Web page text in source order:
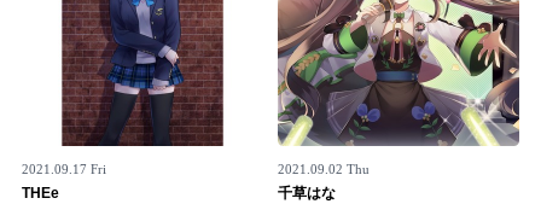
#男性シンガー #HR/HM #女性シンガー
#ヒップホップ #男性シンガーグループ #R&B/ソウル
プレスリリース一覧
会社概要
お問い合わせ
記事リクエスト
2021.09.17 Fri
THEe
2021.09.02 Thu
千草はな